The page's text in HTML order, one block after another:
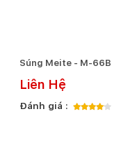
Súng Meite - M-66B
Liên Hệ
Đánh giá :